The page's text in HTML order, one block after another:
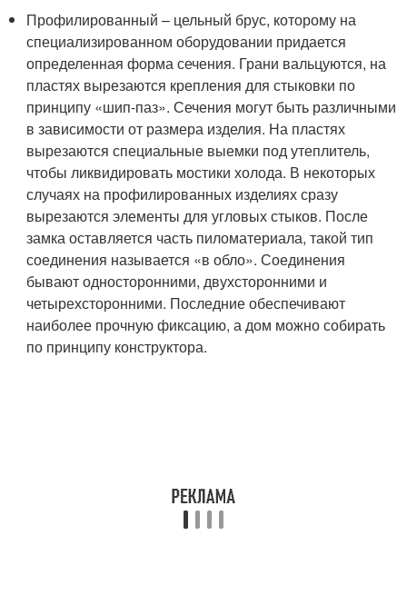
Профилированный – цельный брус, которому на
специализированном оборудовании придается
определенная форма сечения. Грани вальцуются, на
пластях вырезаются крепления для стыковки по
принципу «шип-паз». Сечения могут быть различными
в зависимости от размера изделия. На пластях
вырезаются специальные выемки под утеплитель,
чтобы ликвидировать мостики холода. В некоторых
случаях на профилированных изделиях сразу
вырезаются элементы для угловых стыков. После
замка оставляется часть пиломатериала, такой тип
соединения называется «в обло». Соединения
бывают односторонними, двухсторонними и
четырехсторонними. Последние обеспечивают
наиболее прочную фиксацию, а дом можно собирать
по принципу конструктора.